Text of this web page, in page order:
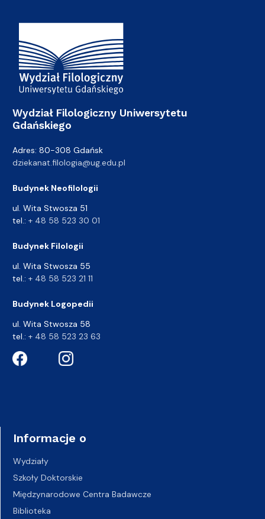
Adres Wydziału
Wydział Filologiczny Uniwersytetu
Gdańskiego
Adres: 80-308 Gdańsk
dziekanat.filologia@ug.edu.pl
Budynek Neofilologii
ul. Wita Stwosza 51
tel.: + 48 58 523 30 01
Budynek Filologii
ul. Wita Stwosza 55
tel.: + 48 58 523 21 11
Budynek Logopedii
ul. Wita Stwosza 58
tel.: + 48 58 523 23 63
Informacje o
Wydziały
Szkoły Doktorskie
Międzynarodowe Centra Badawcze
Biblioteka